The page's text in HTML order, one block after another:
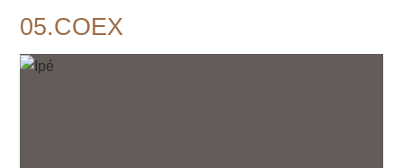
05.COEX